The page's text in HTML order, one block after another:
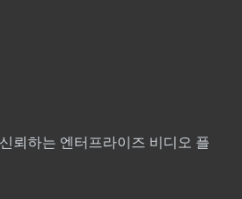
뢰하는 엔터프라이즈 비디오 플